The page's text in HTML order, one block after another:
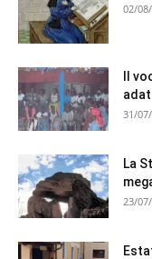
02/
Il
31/
La
23/